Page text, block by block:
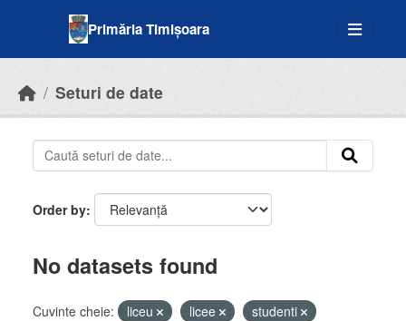
Primăria Timișoara
Seturi de date
Order by
No datasets found
Cuvinte cheie: liceu licee
studenti